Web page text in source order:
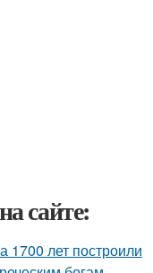
сайте:
1700 лет построили